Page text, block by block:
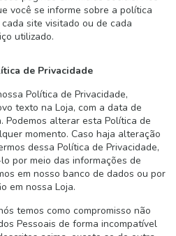
você se informe sobre a política
site visitado ou de cada
utilizado.
de Privacidade
Política de Privacidade,
texto na Loja, com a data de
Podemos alterar esta Política de
momento. Caso haja alteração
dessa Política de Privacidade,
por meio das informações de
em nosso banco de dados ou por
em nossa Loja.
temos como compromisso não
Pessoais de forma incompatível